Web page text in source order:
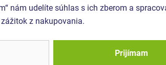
tovar
nám udelíte súhlas s ich zberom a
z nakupovania.
Prijímam